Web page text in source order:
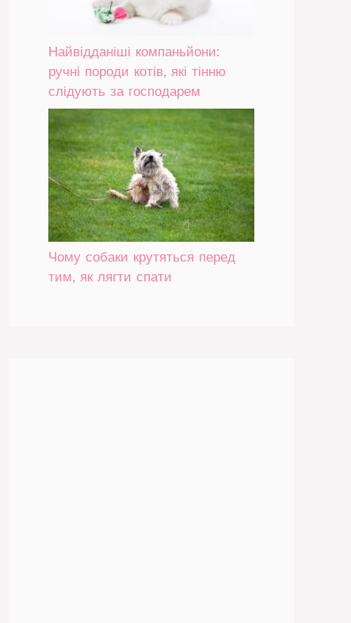
Найвідданіші компаньйони:
ручні породи котів, які тінню
слідують за господарем
Чому собаки крутяться перед
тим, як лягти спати